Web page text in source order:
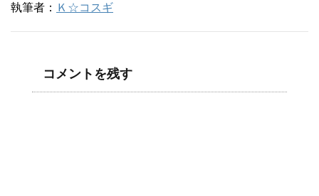
執筆者： Ｋ☆コスギ
コメントを残す